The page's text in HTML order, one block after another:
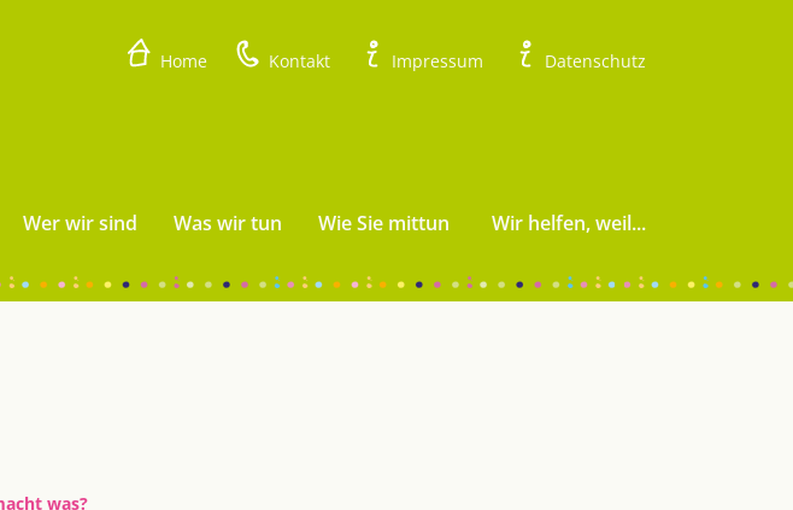
Home Kontakt Impressum Datenschutz
Wer wir sind Was wir tun Wie Sie mittun Wir helfen, weil...
was?